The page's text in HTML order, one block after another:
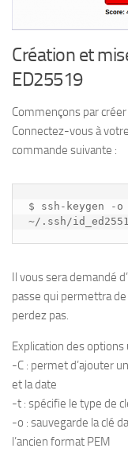
Création et
ED25519
Commençons par
Connectez-vous à
commande suivante :
$ ssh-keygen -
~/.ssh/
Il vous sera demandé
passe qui permettra
perdez pas.
Explication des options
-C : permet d’ajouter
et la date
-t : spécifie le type de
-o : sauvegarde la clé
l’ancien format PEM